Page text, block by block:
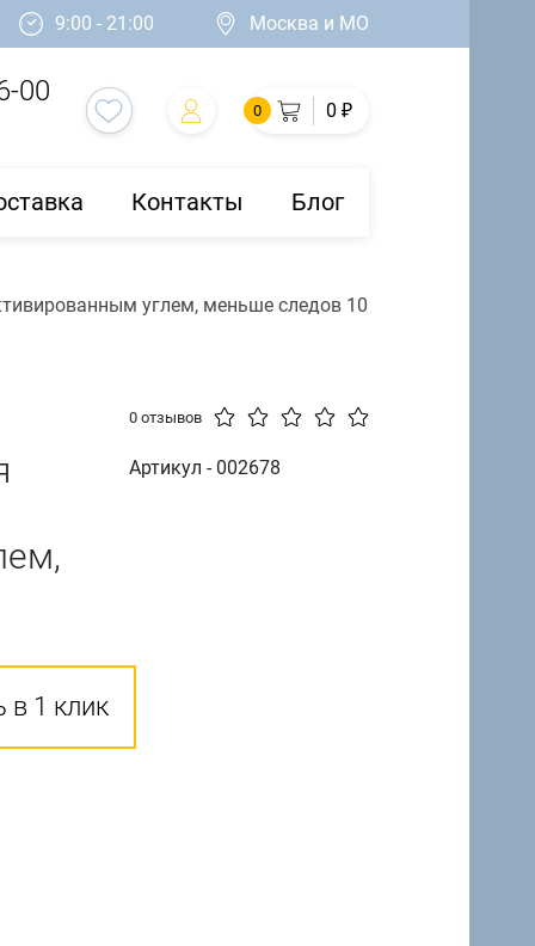
9:00 - 21:00 Москва и МО
00
0 0 ₽
Контакты Блог
углем, меньше следов 10
0 отзывов
Артикул - 002678
в 1 клик